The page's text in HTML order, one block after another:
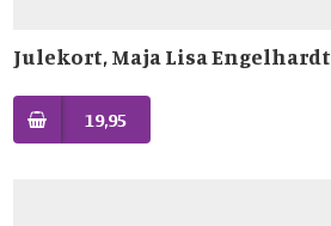
Julekort, Maja Lisa Engelhardt
19,95